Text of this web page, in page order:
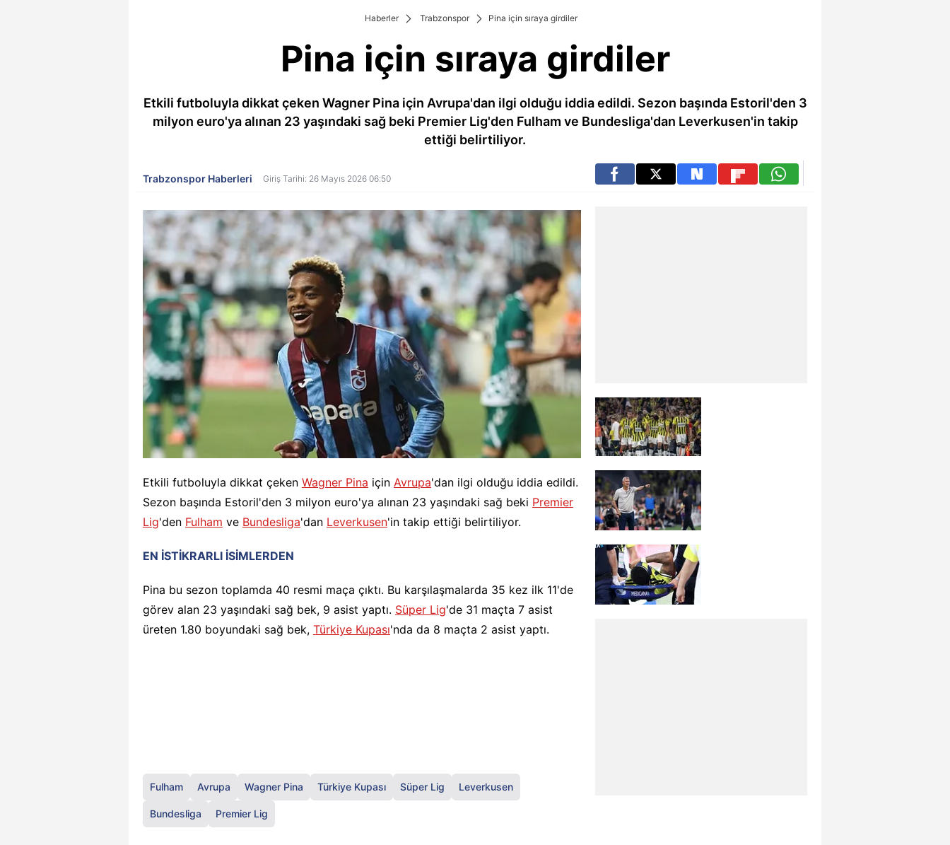
Haberler Trabzonspor Pina için sıraya girdiler
Pina için sıraya girdiler
Etkili futboluyla dikkat çeken Wagner Pina için Avrupa'dan ilgi olduğu iddia edildi. Sezon başında Estoril'den 3
milyon euro'ya alınan 23 yaşındaki sağ beki Premier Lig'den Fulham ve Bundesliga'dan Leverkusen'in takip
ettiği belirtiliyor.
Trabzonspor Haberleri Giriş Tarihi: 26 Mayıs 2026 06:50
Etkili futboluyla dikkat çeken Wagner Pina için Avrupa'dan ilgi olduğu iddia edildi.
Sezon başında Estoril'den 3 milyon euro'ya alınan 23 yaşındaki sağ beki Premier
Lig'den Fulham ve Bundesliga'dan Leverkusen'in takip ettiği belirtiliyor.
EN İSTİKRARLI İSİMLERDEN
Pina bu sezon toplamda 40 resmi maça çıktı. Bu karşılaşmalarda 35 kez ilk 11'de
görev alan 23 yaşındaki sağ bek, 9 asist yaptı. Süper Lig'de 31 maçta 7 asist
üreten 1.80 boyundaki sağ bek, Türkiye Kupası'nda da 8 maçta 2 asist yaptı.
Fulham Avrupa Wagner Pina Türkiye Kupası Süper Lig Leverkusen
Bundesliga Premier Lig